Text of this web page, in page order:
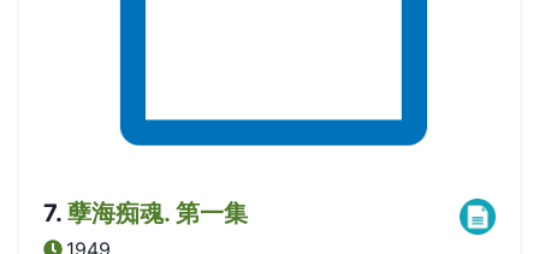
7. 孽海痴魂. 第一集